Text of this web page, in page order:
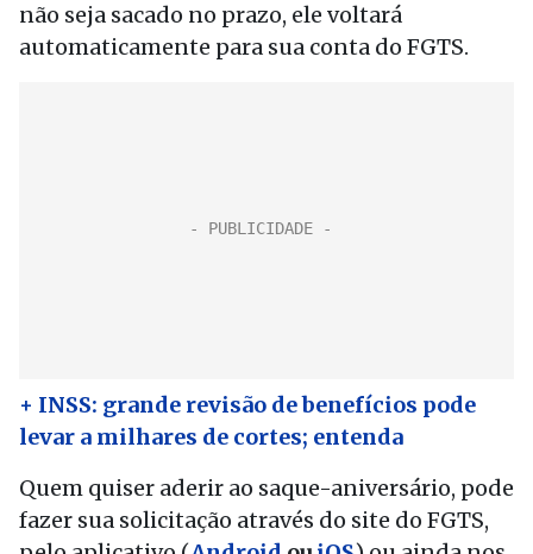
não seja sacado no prazo, ele voltará
automaticamente para sua conta do FGTS.
+ INSS: grande revisão de benefícios pode
levar a milhares de cortes; entenda
Quem quiser aderir ao saque-aniversário, pode
fazer sua solicitação através do site do FGTS,